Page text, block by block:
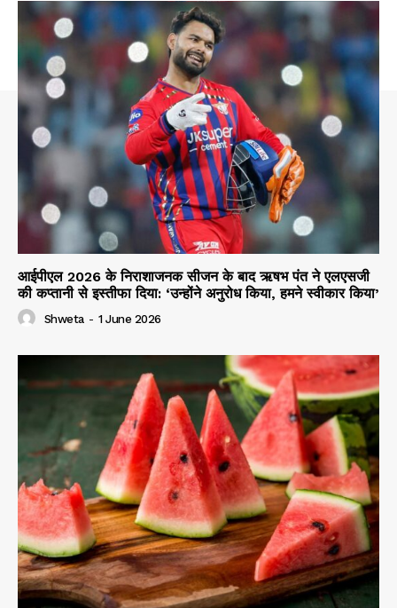
आईपीएल 2026 के निराशाजनक सीजन के बाद ऋषभ पंत ने एलएसजी
की कप्तानी से इस्तीफा दिया: ‘उन्होंने अनुरोध किया, हमने स्वीकार किया’
Shweta - 1 June 2026